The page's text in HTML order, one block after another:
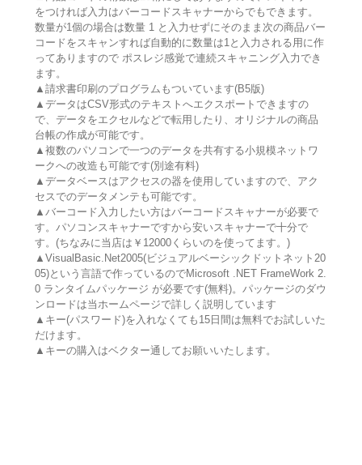
をつければ入力はバーコードスキャナーからでもできます。
数量が1個の場合は数量 1 と入力せずにそのまま次の商品バー
コードをスキャンすれば自動的に数量は1と入力される用に作
ってありますので ポスレジ感覚で連続スキャニング入力でき
ます。
▲請求書印刷のプログラムもついています(B5版)
▲データはCSV形式のテキストへエクスポートできますの
で、データをエクセルなどで転用したり、オリジナルの商品
台帳の作成が可能です。
▲複数のパソコンで一つのデータを共有する小規模ネットワ
ークへの改造も可能です(別途有料)
▲データベースはアクセスの器を使用していますので、アク
セスでのデータメンテも可能です。
▲バーコード入力したい方はバーコードスキャナーが必要で
す。パソコンスキャナーですから安いスキャナーで十分で
す。(ちなみに当店は￥12000くらいのを使ってます。)
▲VisualBasic.Net2005(ビジュアルベーシックドットネット20
05)という言語で作っているのでMicrosoft .NET FrameWork 2.
0 ランタイムパッケージ が必要です(無料)。パッケージのダウ
ンロードは当ホームページで詳しく説明しています
▲キー(パスワード)を入れなくても15日間は無料でお試しいた
だけます。
▲キーの購入はベクター通してお願いいたします。